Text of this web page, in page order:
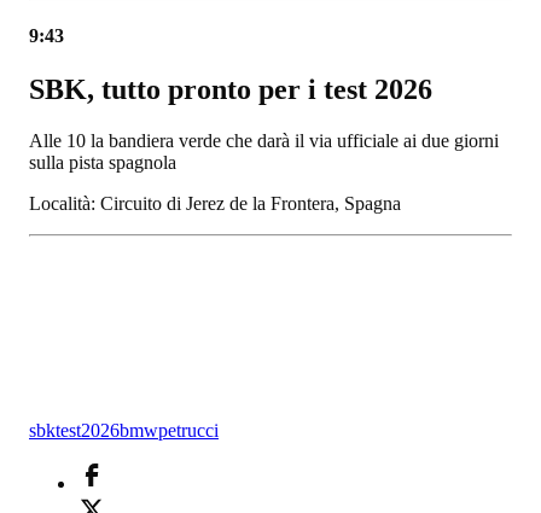
9:43
SBK, tutto pronto per i test 2026
Alle 10 la bandiera verde che darà il via ufficiale ai due giorni
sulla pista spagnola
Località: Circuito di Jerez de la Frontera, Spagna
sbktest2026bmwpetrucci